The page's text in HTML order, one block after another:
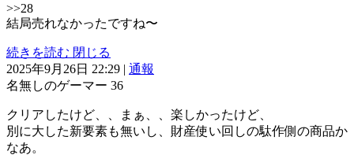
>>28
結局売れなかったですね〜
続きを読む 閉じる
2025年9月26日 22:29 | 通報
名無しのゲーマー 36
クリアしたけど、、まぁ、、楽しかったけど、
別に大した新要素も無いし、財産使い回しの駄作側の商品か
なあ。